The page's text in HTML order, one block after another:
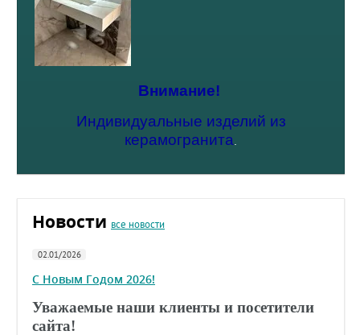
Внимание!
Индивидуальные изделий из
керамогранита
Новости все новости
02.01/2026
С Новым Годом 2026!
Уважаемые наши клиенты и посетители
сайта!